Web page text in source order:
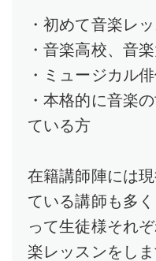
・初めて音楽レ
・音楽高校、音
・ミュージカル
・本格的に音楽
ている方
在籍講師陣には
ている講師も多
って生徒様それ
楽レッスンをしま